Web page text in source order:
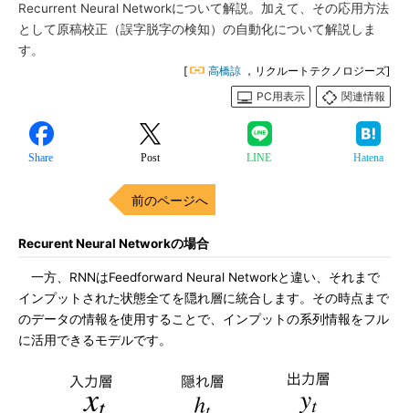
Recurrent Neural Networkについて解説。加えて、その応用方法
として原稿校正（誤字脱字の検知）の自動化について解説しま
す。
[ 高橋諒 ，リクルートテクノロジーズ]
PC用表示
関連情報
Share Post LINE Hatena
前のページへ
Recurent Neural Networkの場合
一方、RNNはFeedforward Neural Networkと違い、それまで
インプットされた状態全てを隠れ層に統合します。その時点まで
のデータの情報を使用することで、インプットの系列情報をフル
に活用できるモデルです。